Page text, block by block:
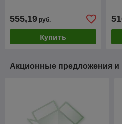
555,19 руб.
Купить
Акционные предложения и